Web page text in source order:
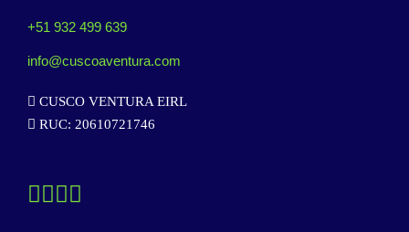
+51 932 499 639
info@cuscoaventura.com
CUSCO VENTURA EIRL
RUC: 20610721746